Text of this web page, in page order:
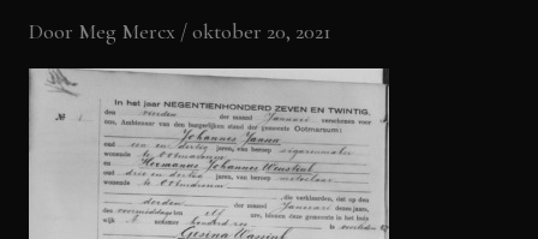
Door Meg Mercx /oktober 20, 2021